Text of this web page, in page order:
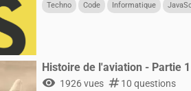
Techno Code Informatique
Histoire de l'aviation - Partie 1
visibility 1926 vues numbers10 questions